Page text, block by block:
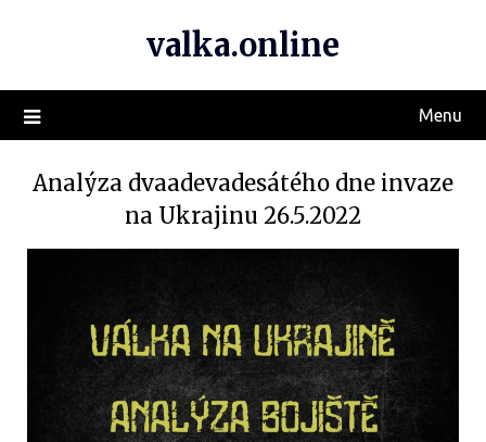
valka.online
Menu
Analýza dvaadevadesátého dne invaze
na Ukrajinu 26.5.2022